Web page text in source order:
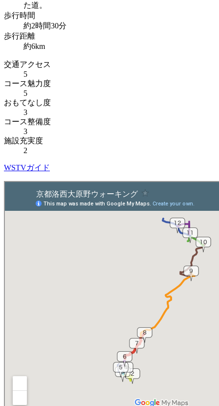
た道。
歩行時間
約2時間30分
歩行距離
約6km
交通アクセス
5
コース魅力度
5
おもてなし度
3
コース整備度
3
施設充実度
2
WSTVガイド